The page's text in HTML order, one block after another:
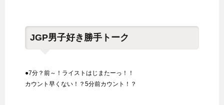
JGP男子好き勝手トーク
●7分？前～！ライストはじまたーっ！！
カウント早くない！？5分前カウント！？